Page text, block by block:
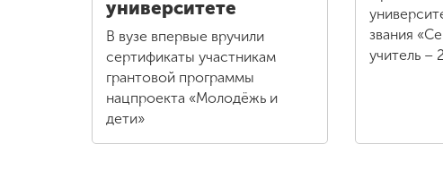
университете
В вузе впервые вручили
сертификаты участникам
грантовой программы
нацпроекта «Молодёжь и
дети»
звания
учитель –